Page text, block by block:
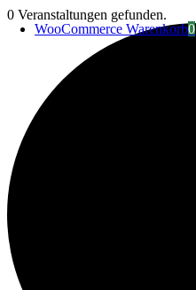
Zum
InhaltWooCommerce Warenkorb0
0 Veranstaltungen gefunden.